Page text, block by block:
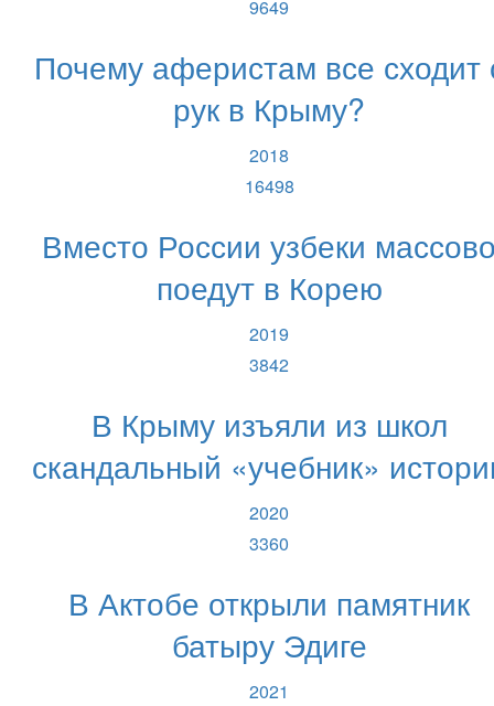
9649
Почему аферистам все сходит
рук в Крыму?
2018
16498
Вместо России узбеки
поедут в Корею
2019
3842
В Крыму изъяли из школ
скандальный «учебник»
2020
3360
В Актобе открыли памятник
батыру Эдиге
2021